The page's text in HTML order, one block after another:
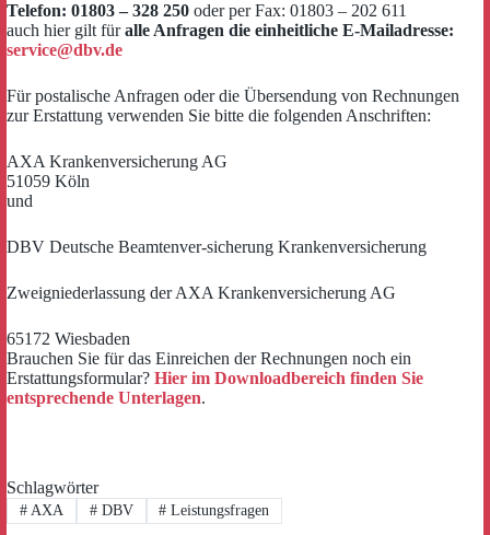
Telefon: 01803 – 328 250 oder per Fax: 01803 – 202 611
auch hier gilt füralle Anfragen die einheitliche E-Mailadresse:
service@dbv.de
Für postalische Anfragen oder die Übersendung von Rechnungen
zur Erstattung verwenden Sie bitte die folgenden Anschriften:
AXA Krankenversicherung AG
51059 Köln
und
DBV Deutsche Beamtenver-sicherung Krankenversicherung
Zweigniederlassung der AXA Krankenversicherung AG
65172 Wiesbaden
Brauchen Sie für das Einreichen der Rechnungen noch ein
Erstattungsformular? Hier im Downloadbereich finden Sie
entsprechende Unterlagen.
Schlagwörter
#AXA #DBV # Leistungsfragen